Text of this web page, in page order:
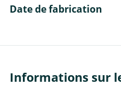
Date de fabrication
Informations sur